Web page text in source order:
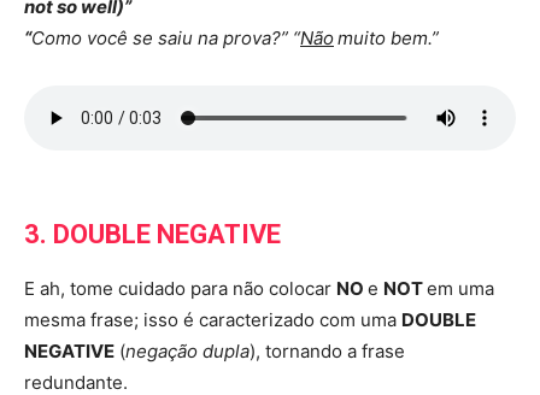
not so well)”
“Como você se saiu na prova?” “Nãomuito bem.”
3. DOUBLE NEGATIVE
E ah, tome cuidado para não colocar NO e NOTem uma
mesma frase; isso é caracterizado com uma DOUBLE
NEGATIVE (negação dupla), tornando a frase
redundante.